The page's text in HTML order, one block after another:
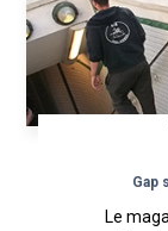
Gap
Le